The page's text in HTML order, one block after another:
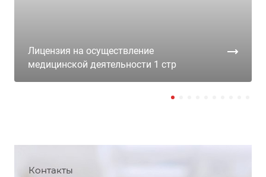
Лицензия на осуществление
медицинской деятельности 1 стр
Контакты